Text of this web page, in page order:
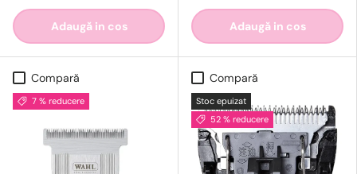
Adaugă in cos Adaugă in cos
Compară
7 % reducere
Compară
Stoc epuizat
52 % reducere